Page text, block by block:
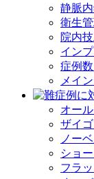
静脈
衛生
院内
イン
症例
メイ
オー
ザイ
ノー
ショ
フラ